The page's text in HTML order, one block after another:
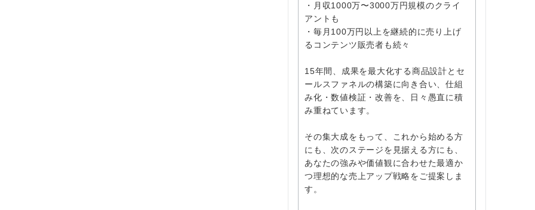
・月収1000万〜3000万円規模のクライ
アントも
・毎月100万円以上を継続的に売り上げ
るコンテンツ販売者も続々
15年間、成果を最大化する商品設計とセ
ールスファネルの構築に向き合い、仕組
み化・数値検証・改善を、日々愚直に積
み重ねています。
その集大成をもって、これから始める方
にも、次のステージを見据える方にも、
あなたの強みや価値観に合わせた最適か
つ理想的な売上アップ戦略をご提案しま
す。